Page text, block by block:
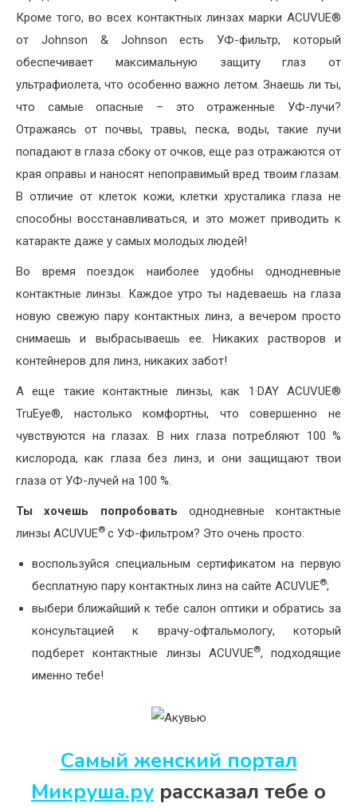
Кроме того, во всех контактных линзах марки ACUVUE®
от Johnson & Johnson есть УФ-фильтр, который
обеспечивает максимальную защиту глаз от
ультрафиолета, что особенно важно летом. Знаешь ли ты,
что самые опасные – это отраженные УФ-лучи?
Отражаясь от почвы, травы, песка, воды, такие лучи
попадают в глаза сбоку от очков, еще раз отражаются от
края оправы и наносят непоправимый вред твоим глазам.
В отличие от клеток кожи, клетки хрусталика глаза не
способны восстанавливаться, и это может приводить к
катаракте даже у самых молодых людей!
Во время поездок наиболее удобны однодневные
контактные линзы. Каждое утро ты надеваешь на глаза
новую свежую пару контактных линз, а вечером просто
снимаешь и выбрасываешь ее. Никаких растворов и
контейнеров для линз, никаких забот!
А еще такие контактные линзы, как 1·DAY ACUVUE®
TruEye®, настолько комфортны, что совершенно не
чувствуются на глазах. В них глаза потребляют 100 %
кислорода, как глаза без линз, и они защищают твои
глаза от УФ-лучей на 100 %.
Ты хочешь попробовать однодневные контактные
линзы ACUVUE® с УФ-фильтром? Это очень просто:
воспользуйся специальным сертификатом на первую
бесплатную пару контактных линз на сайте ACUVUE®;
выбери ближайший к тебе салон оптики и обратись за
консультацией к врачу-офтальмологу, который
подберет контактные линзы ACUVUE®, подходящие
именно тебе!
Самый женский портал
Микруша.ру рассказал тебе о